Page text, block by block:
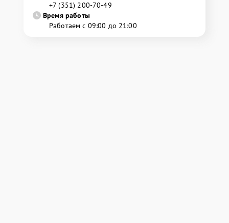
+7 (351) 200-70-49
Время работы
Работаем с 09:00 до 21:00